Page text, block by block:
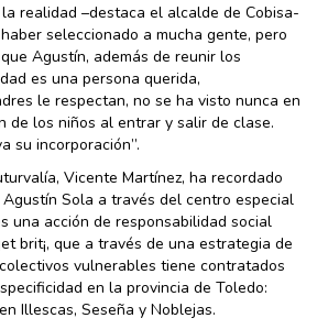
realidad –destaca el alcalde de Cobisa-
seleccionado a mucha gente, pero
Agustín, además de reunir los
es una persona querida,
le respectan, no se ha visto nunca en
de los niños al entrar y salir de clase.
su incorporación”.
Vicente Martínez, ha recordado
Sola a través del centro especial
una acción de responsabilidad social
brit¡, que a través de una estrategia de
vulnerables tiene contratados
en la provincia de Toledo:
Illescas, Seseña y Noblejas.